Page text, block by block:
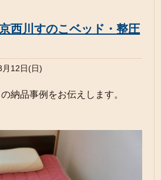
西川すのこベッド・整圧
月12日(日)
納品事例をお伝えします。